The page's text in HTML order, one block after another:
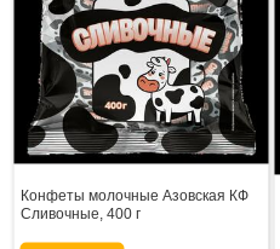
Конфеты молочные Азовская КФ
Сливочные, 400 г